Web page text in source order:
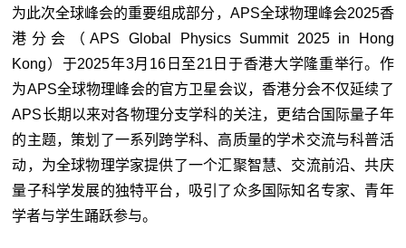
为此次全球峰会的重要组成部分，APS全球物理峰会2025香
港分会（APS Global Physics Summit 2025 in Hong
Kong）于2025年3月16日至21日于香港大学隆重举行。作
为APS全球物理峰会的官方卫星会议，香港分会不仅延续了
APS长期以来对各物理分支学科的关注，更结合国际量子年
的主题，策划了一系列跨学科、高质量的学术交流与科普活
动，为全球物理学家提供了一个汇聚智慧、交流前沿、共庆
量子科学发展的独特平台，吸引了众多国际知名专家、青年
学者与学生踊跃参与。